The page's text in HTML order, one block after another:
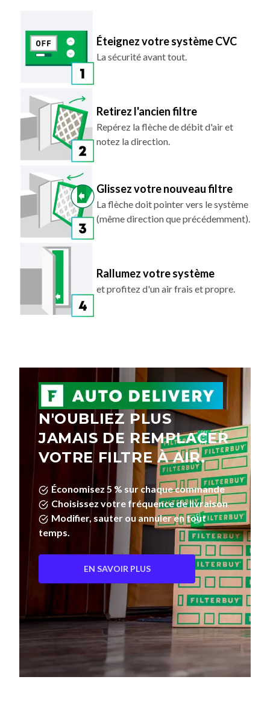
Éteignez votre système CVC
La sécurité avant tout.
Retirez l'ancien filtre
Repérez la flèche de débit d'air et
notez la direction.
Glissez votre nouveau filtre
La flèche doit pointer vers le système
(même direction que précédemment).
Rallumez votre système
et profitez d'un air frais et propre.
N'OUBLIEZ PLUS
JAMAIS DE REMPLACER
VOTRE FILTRE À AIR.
Économisez 5 % sur chaque commande
Choisissez votre fréquence de livraison
Modifier, sauter ou annuler en tout
temps.
EN SAVOIR PLUS